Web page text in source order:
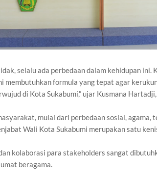
selalu ada perbedaan dalam kehidupan ini.
membutuhkan formula yang tepat agar
di Kota Sukabumi,” ujar Kusmana
mulai dari perbedaan sosial, agama,
Wali Kota Sukabumi merupakan satu
kolaborasi para stakeholders sangat
beragama.